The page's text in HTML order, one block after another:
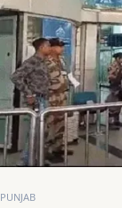
PUNJAB